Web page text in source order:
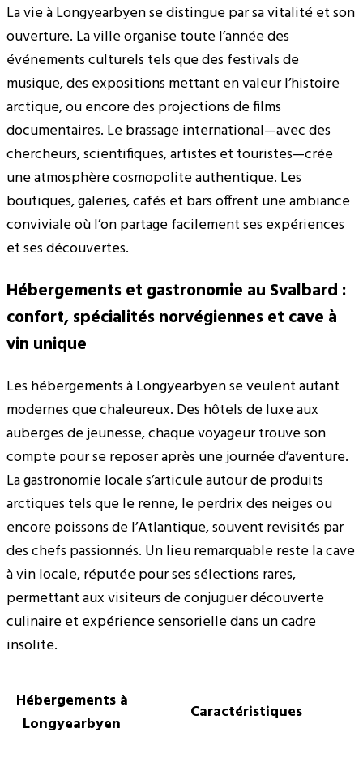
La vie à Longyearbyen se distingue par sa vitalité et son
ouverture. La ville organise toute l’année des
événements culturels tels que des festivals de
musique, des expositions mettant en valeur l’histoire
arctique, ou encore des projections de films
documentaires. Le brassage international—avec des
chercheurs, scientifiques, artistes et touristes—crée
une atmosphère cosmopolite authentique. Les
boutiques, galeries, cafés et bars offrent une ambiance
conviviale où l’on partage facilement ses expériences
et ses découvertes.
Hébergements et gastronomie au Svalbard :
confort, spécialités norvégiennes et cave à
vin unique
Les hébergements à Longyearbyen se veulent autant
modernes que chaleureux. Des hôtels de luxe aux
auberges de jeunesse, chaque voyageur trouve son
compte pour se reposer après une journée d’aventure.
La gastronomie locale s’articule autour de produits
arctiques tels que le renne, le perdrix des neiges ou
encore poissons de l’Atlantique, souvent revisités par
des chefs passionnés. Un lieu remarquable reste la cave
à vin locale, réputée pour ses sélections rares,
permettant aux visiteurs de conjuguer découverte
culinaire et expérience sensorielle dans un cadre
insolite.
Hébergements à
Longyearbyen
Caractéristiques